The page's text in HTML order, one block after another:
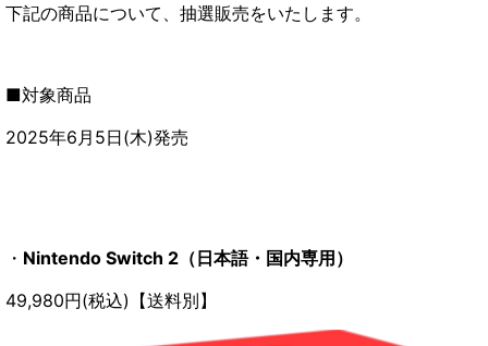
下記の商品について、抽選販売をいたします。
■対象商品
2025年6月5日(木)発売
・ Nintendo Switch 2（日本語・国内専用）
49,980円(税込)【送料別】